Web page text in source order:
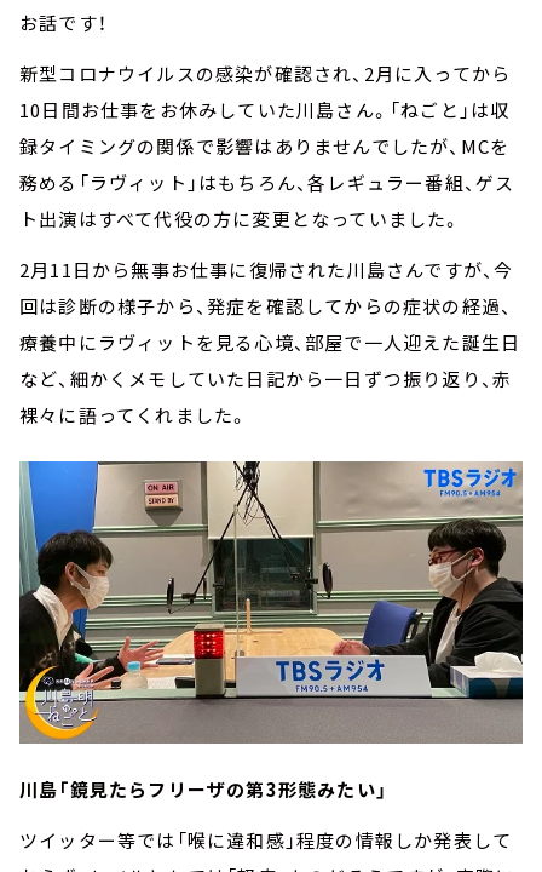
お話です！
新型コロナウイルスの感染が確認され、2月に入ってから
10日間お仕事をお休みしていた川島さん。「ねごと」は収
録タイミングの関係で影響はありませんでしたが、MCを
務める「ラヴィット」はもちろん、各レギュラー番組、ゲス
ト出演はすべて代役の方に変更となっていました。
2月11日から無事お仕事に復帰された川島さんですが、今
回は診断の様子から、発症を確認してからの症状の経過、
療養中にラヴィットを見る心境、部屋で一人迎えた誕生日
など、細かくメモしていた日記から一日ずつ振り返り、赤
裸々に語ってくれました。
川島「鏡見たらフリーザの第3形態みたい」
ツイッター等では「喉に違和感」程度の情報しか発表して